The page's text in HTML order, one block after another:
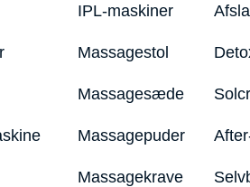
IPL-maskiner
Massagestol
Massagesæde
Massagepuder
Massagekrave